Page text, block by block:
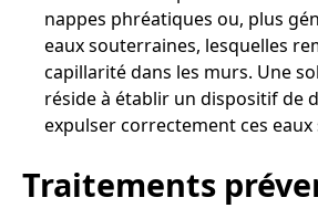
nappes phréatiques ou, plus
eaux souterraines, lesquelles
capillarité dans les murs. Une
réside à établir un dispositif de
expulser correctement ces eaux
Traitements